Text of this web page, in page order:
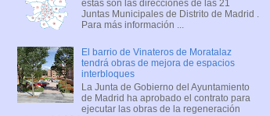
estas son las direcciones de las 21
Juntas Municipales de Distrito de Madrid .
Para más información ...
El barrio de Vinateros de Moratalaz
tendrá obras de mejora de espacios
interbloques
La Junta de Gobierno del Ayuntamiento
de Madrid ha aprobado el contrato para
ejecutar las obras de la regeneración